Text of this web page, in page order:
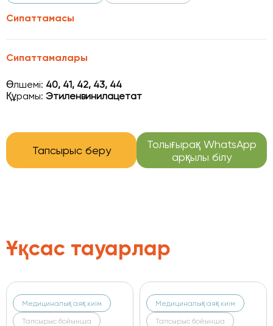
Сипаттамасы
Сипаттамалары
Өлшемі: 40, 41, 42, 43, 44
Құрамы: Этиленвинилацетат
Тапсырыс беру
Толығырақ WhatsApp
арқылы білу
Ұқсас тауарлар
Медициналық аяқ киім
Тапсырыс бойынша
Медициналық аяқ киім
Тапсырыс бойынша